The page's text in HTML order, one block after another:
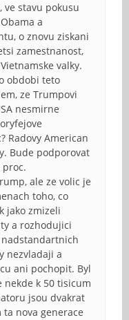
ve stavu pokusu
a
o znovu ziskani
zamestnanost,
valky.
obdobi teto
ze Trumpovi
nesmirne
Radovy American
Bude podporovat
proc.
ale ze volic je
toho, co
jako zmizeli
a rozhodujici
nezvladaji a
ani pochopit. Byl
k 50 tisicum
jsou dvakrat
nova generace